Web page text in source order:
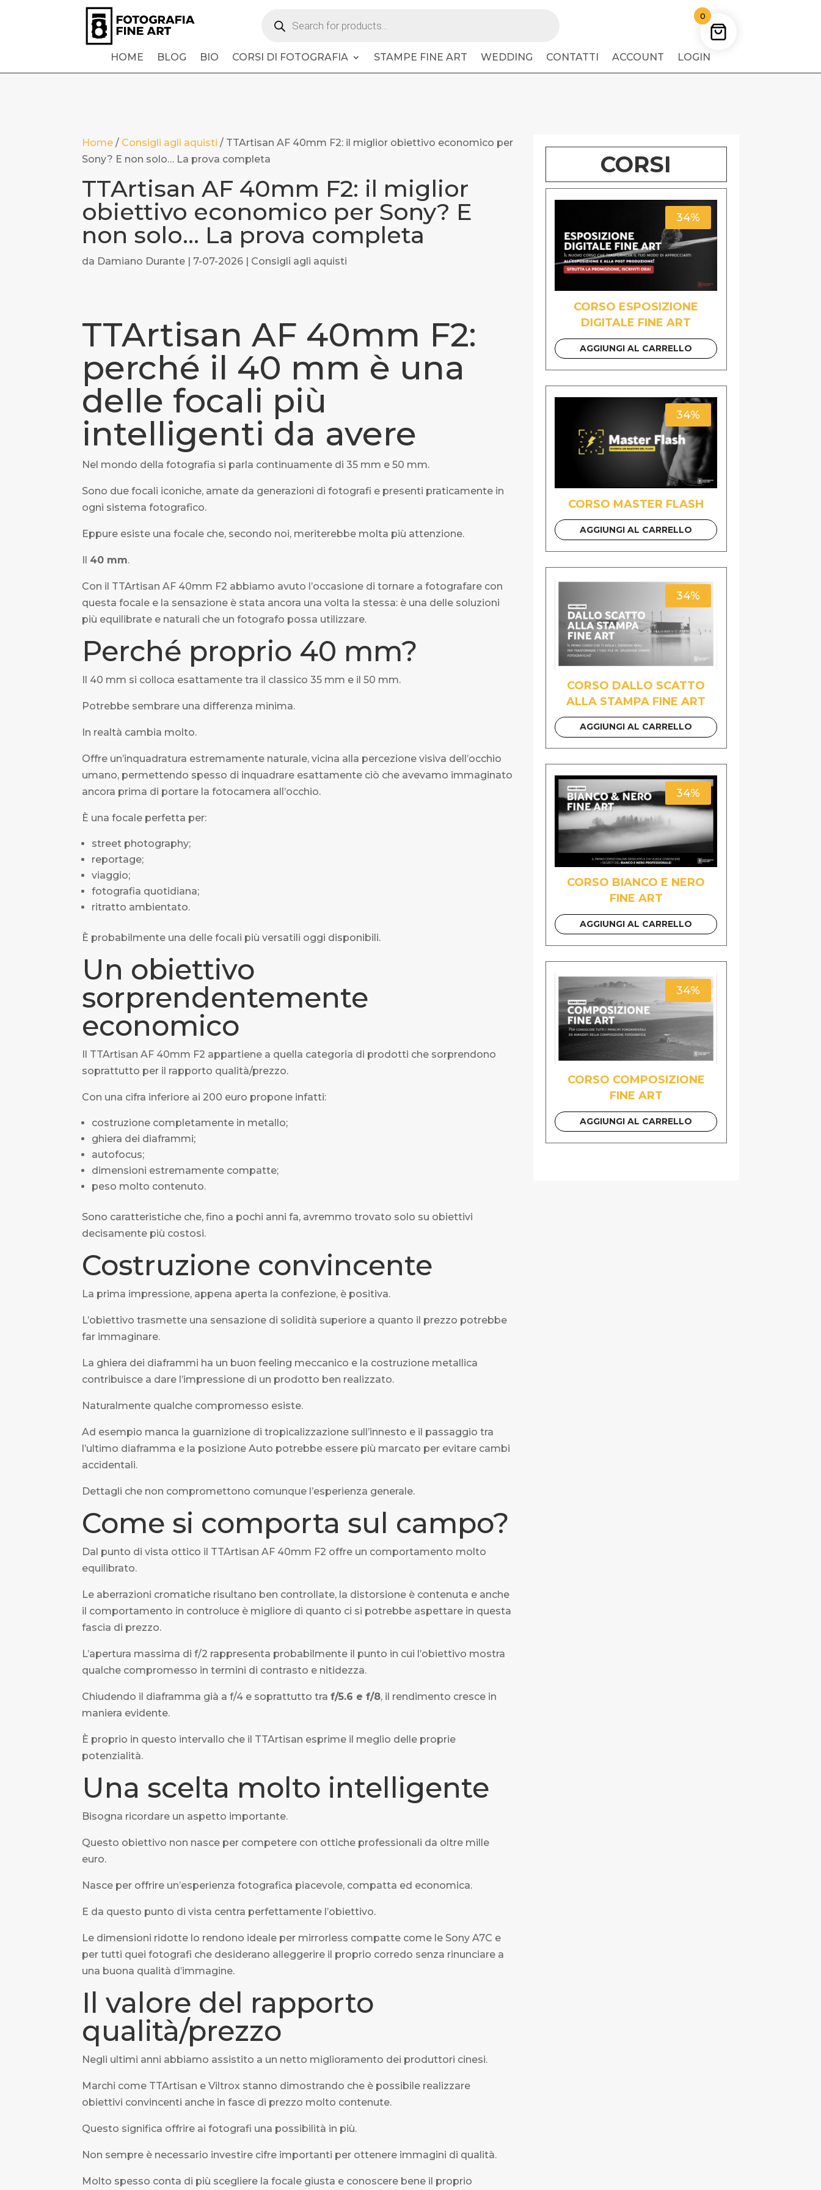
search
HOME BLOG BIO CORSI DI FOTOGRAFIA STAMPE FINE ART WEDDING CONTATTI ACCOUNT LOGIN
Home / Consigli agli aquisti / TTArtisan AF 40mm F2: il miglior obiettivo economico per
Sony? E non solo… La prova completa
TTArtisan AF 40mm F2: il miglior
obiettivo economico per Sony? E
non solo… La prova completa
da Damiano Durante | 7-07-2026 | Consigli agli aquisti
TTArtisan AF 40mm F2:
perché il 40 mm è una
delle focali più
intelligenti da avere
Nel mondo della fotografia si parla continuamente di 35 mm e 50 mm.
Sono due focali iconiche, amate da generazioni di fotografi e presenti praticamente in
ogni sistema fotografico.
Eppure esiste una focale che, secondo noi, meriterebbe molta più attenzione.
Il 40 mm.
Con il TTArtisan AF 40mm F2 abbiamo avuto l’occasione di tornare a fotografare con
questa focale e la sensazione è stata ancora una volta la stessa: è una delle soluzioni
più equilibrate e naturali che un fotografo possa utilizzare.
Perché proprio 40 mm?
Il 40 mm si colloca esattamente tra il classico 35 mm e il 50 mm.
Potrebbe sembrare una differenza minima.
In realtà cambia molto.
Offre un’inquadratura estremamente naturale, vicina alla percezione visiva dell’occhio
umano, permettendo spesso di inquadrare esattamente ciò che avevamo immaginato
ancora prima di portare la fotocamera all’occhio.
È una focale perfetta per:
street photography;
reportage;
viaggio;
fotografia quotidiana;
ritratto ambientato.
È probabilmente una delle focali più versatili oggi disponibili.
Un obiettivo
sorprendentemente
economico
Il TTArtisan AF 40mm F2 appartiene a quella categoria di prodotti che sorprendono
soprattutto per il rapporto qualità/prezzo.
Con una cifra inferiore ai 200 euro propone infatti:
costruzione completamente in metallo;
ghiera dei diaframmi;
autofocus;
dimensioni estremamente compatte;
peso molto contenuto.
Sono caratteristiche che, fino a pochi anni fa, avremmo trovato solo su obiettivi
decisamente più costosi.
Costruzione convincente
La prima impressione, appena aperta la confezione, è positiva.
L’obiettivo trasmette una sensazione di solidità superiore a quanto il prezzo potrebbe
far immaginare.
La ghiera dei diaframmi ha un buon feeling meccanico e la costruzione metallica
contribuisce a dare l’impressione di un prodotto ben realizzato.
Naturalmente qualche compromesso esiste.
Ad esempio manca la guarnizione di tropicalizzazione sull’innesto e il passaggio tra
l’ultimo diaframma e la posizione Auto potrebbe essere più marcato per evitare cambi
accidentali.
Dettagli che non compromettono comunque l’esperienza generale.
Come si comporta sul campo?
Dal punto di vista ottico il TTArtisan AF 40mm F2 offre un comportamento molto
equilibrato.
Le aberrazioni cromatiche risultano ben controllate, la distorsione è contenuta e anche
il comportamento in controluce è migliore di quanto ci si potrebbe aspettare in questa
fascia di prezzo.
L’apertura massima di f/2 rappresenta probabilmente il punto in cui l’obiettivo mostra
qualche compromesso in termini di contrasto e nitidezza.
Chiudendo il diaframma già a f/4 e soprattutto traf/5.6 e f/8, il rendimento cresce in
maniera evidente.
È proprio in questo intervallo che il TTArtisan esprime il meglio delle proprie
potenzialità.
Una scelta molto intelligente
Bisogna ricordare un aspetto importante.
Questo obiettivo non nasce per competere con ottiche professionali da oltre mille
euro.
Nasce per offrire un’esperienza fotografica piacevole, compatta ed economica.
E da questo punto di vista centra perfettamente l’obiettivo.
Le dimensioni ridotte lo rendono ideale per mirrorless compatte come le Sony A7C e
per tutti quei fotografi che desiderano alleggerire il proprio corredo senza rinunciare a
una buona qualità d’immagine.
Il valore del rapporto
qualità/prezzo
Negli ultimi anni abbiamo assistito a un netto miglioramento dei produttori cinesi.
Marchi come TTArtisan e Viltrox stanno dimostrando che è possibile realizzare
obiettivi convincenti anche in fasce di prezzo molto contenute.
Questo significa offrire ai fotografi una possibilità in più.
Non sempre è necessario investire cifre importanti per ottenere immagini di qualità.
Molto spesso conta di più scegliere la focale giusta e conoscere bene il proprio
CORSI
34%
CORSO ESPOSIZIONE
DIGITALE FINE ART
AGGIUNGI AL CARRELLO
34%
CORSO MASTER FLASH
AGGIUNGI AL CARRELLO
34%
CORSO DALLO SCATTO
ALLA STAMPA FINE ART
AGGIUNGI AL CARRELLO
34%
CORSO BIANCO E NERO
FINE ART
AGGIUNGI AL CARRELLO
34%
CORSO COMPOSIZIONE
FINE ART
AGGIUNGI AL CARRELLO
0